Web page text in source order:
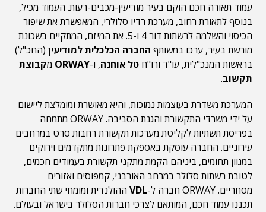
עמוד תאורה חכם הוקם בעיר מודיעין-מכבים-רעות. העמוד מכיל,
בנוסף לתאורת רחוב, מערכת רדיו סלולרי, המאפשרת את שיפור
הכיסוי והשלמה לרשתות דור 4 ו-5. את המיזם, המתקיים בשכונת
מורשת בעיר, ערכו במשותף החברה הכלכלית למודיעין (החכ"ל)
בראשות המנכ"לית, עו"ד ורו"ח טל אוחנה, ו-ORWAY מקבוצת
תקשוב.
המערכת משדרת בעוצמות נמוכות, והיא מאושרת ומומלצת ליישום
על ידי משרדי התקשורת והגנת הסביבה. ORWAY מתמחה
בפריסת תשתיות לקליטת מערכות תקשורת רחבות סרט במרחבים
עירוניים. החברה עוסקת באספקת פתרונות מתקדמים וירוקים
במגוון תחומים, ביניהם הקמת מתקני תקשורת בעמודים חכמים,
לטובת רשתות סלולר במרחב האורבני, קמפוסים ואזורים
מסחריים. ORWAY חברה ל-
VDL ההולנדית ומומחי שתי החברות
תכננו עמוד חכם, המותאם לצרכי חברות הסלולר בישראל ובעולם.